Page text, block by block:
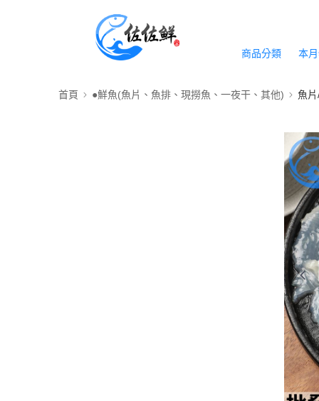
商品分類 本
首頁 ●鮮魚(魚片、魚排、現撈魚、一夜干、其他) 魚